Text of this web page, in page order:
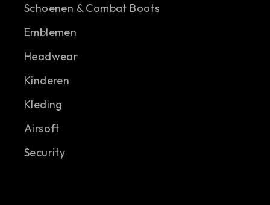
Schoenen & Combat Boots
Emblemen
Headwear
Kinderen
Kleding
Airsoft
Security